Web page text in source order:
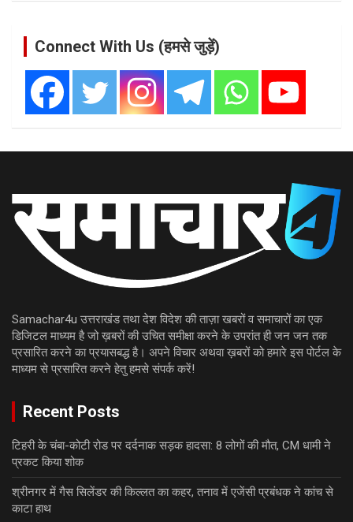
Connect With Us (हमसे जुड़ें)
Samachar4u उत्तराखंड तथा देश विदेश की ताज़ा खबरों व समाचारों का एक
डिजिटल माध्यम है जो ख़बरों की उचित समीक्षा करने के उपरांत ही जन जन तक
प्रसारित करने का प्रयासबद्ध है। अपने विचार अथवा ख़बरों को हमारे इस पोर्टल के
माध्यम से प्रसारित करने हेतु हमसे संपर्क करें!
Recent Posts
टिहरी के चंबा-कोटी रोड पर दर्दनाक सड़क हादसा: 8 लोगों की मौत, CM धामी ने
प्रकट किया शोक
श्रीनगर में गैस सिलेंडर की किल्लत का कहर, तनाव में एजेंसी प्रबंधक ने कांच से
काटा हाथ